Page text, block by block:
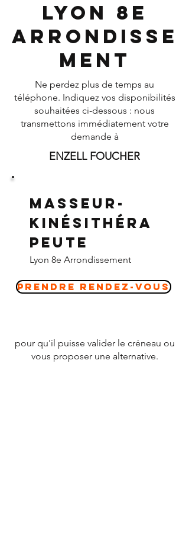
Lyon 8e
Arrondisse
ment
Ne perdez plus de temps au
téléphone. Indiquez vos disponibilités
souhaitées ci-dessous : nous
transmettons immédiatement votre
demande à
ENZELL FOUCHER
Masseur-
Kinésithéra
peute
Lyon 8e Arrondissement
Prendre Rendez-vous
pour qu'il puisse valider le créneau ou
vous proposer une alternative.